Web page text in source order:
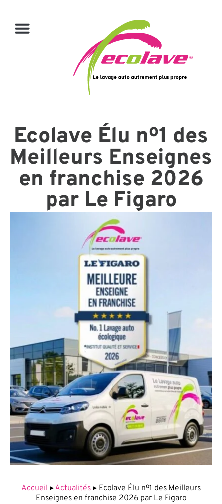
Ecolave Élu nº1 des
Meilleurs Enseignes
en franchise 2026
par Le Figaro
Accueil ▸ Actualités ▸ Ecolave Élu nº1 des Meilleurs
Enseignes en franchise 2026 par Le Figaro